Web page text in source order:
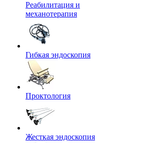
Реабилитация и
механотерапия
Гибкая эндоскопия
Проктология
Жесткая эндоскопия